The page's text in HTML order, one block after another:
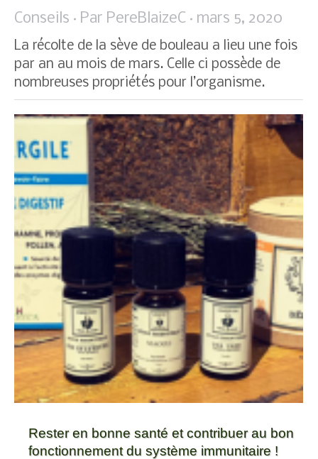
Conseils Par PereBlaizeC mars 5, 2020
La récolte de la sève de bouleau a lieu une fois
par an au mois de mars. Celle ci possède de
nombreuses propriétés pour l’organisme.
Rester en bonne santé et contribuer au bon
fonctionnement du système immunitaire !